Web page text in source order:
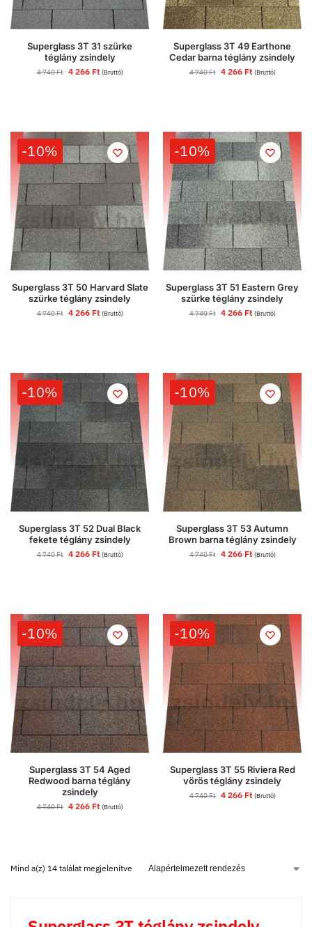
Superglass 3T 31 szürke
téglány zsindely
4 740Ft 4 266 Ft (Bruttó)
Superglass 3T 49 Earthone
Cedar barna téglány zsindely
4 740Ft 4 266 Ft (Bruttó)
-10%
Superglass 3T 50 Harvard Slate
szürke téglány zsindely
4 740Ft 4 266 Ft (Bruttó)
-10%
Superglass 3T 51 Eastern Grey
szürke téglány zsindely
4 740Ft 4 266 Ft (Bruttó)
-10%
Superglass 3T 52 Dual Black
fekete téglány zsindely
4 740Ft 4 266 Ft (Bruttó)
-10%
Superglass 3T 53 Autumn
Brown barna téglány zsindely
4 740Ft 4 266 Ft (Bruttó)
-10%
Superglass 3T 54 Aged
Redwood barna téglány
zsindely
4 740Ft 4 266 Ft (Bruttó)
-10%
Superglass 3T 55 Riviera Red
vörös téglány zsindely
4 740Ft 4 266 Ft (Bruttó)
Mind a(z) 14 találat megjelenítve